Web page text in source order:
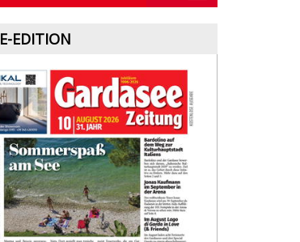
E-EDITION